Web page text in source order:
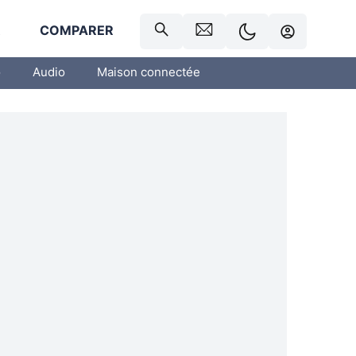
COMPARER
Audio Maison connectée